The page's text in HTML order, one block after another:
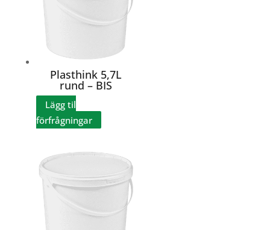
Plasthink 5,7L
rund – BIS
Lägg til
förfrågningar